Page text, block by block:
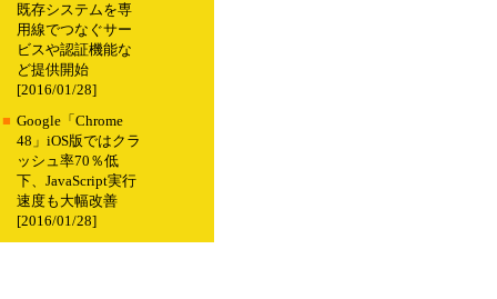
既存システムを専
用線でつなぐサー
ビスや認証機能な
ど提供開始
[2016/01/28]
■ Google「Chrome
48」iOS版ではクラ
ッシュ率70％低
下、JavaScript実行
速度も大幅改善
[2016/01/28]